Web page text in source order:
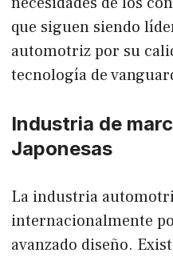
que siguen siendo
automotriz por su
tecnología de
Industria de
Japonesas
La industria
internacionalmente
avanzado diseño.